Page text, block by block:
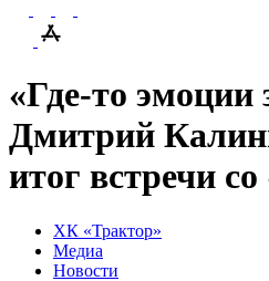
«Где-то эмоции
Дмитрий
итог встречи
ХК «Трактор»
Медиа
Новости